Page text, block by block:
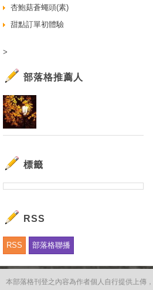
杏鮑菇蒼蠅頭(素)
甜點訂單初體驗
>
部落格推薦人
標籤
RSS
RSS 部落格聯播
本部落格刊登之內容為作者個人自行提供上傳，